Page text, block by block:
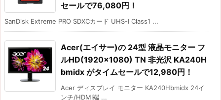
セールで76,080円！
SanDisk Extreme PRO SDXCカード UHS-I Class1 ...
Acer(エイサー)の 24型 液晶モニター フ
ルHD(1920×1080) TN 非光沢 KA240H
bmidx がタイムセールで12,980円！
Acer ディスプレイ モニター KA240Hbmidx 24イ
ンチ/HDMI端 ...